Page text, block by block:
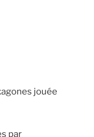
jouée
par